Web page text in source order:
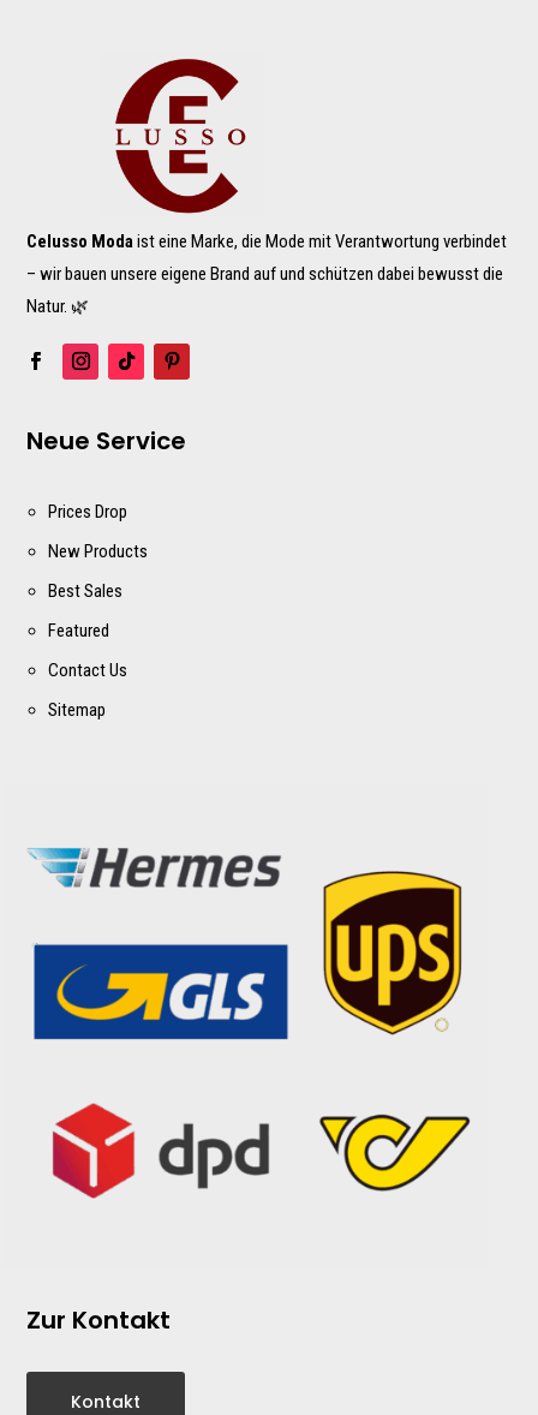
Celusso Modaist eine Marke, die Mode mit Verantwortung verbindet
– wir bauen unsere eigene Brand auf und schützen dabei bewusst die
Natur. 🌿
Neue Service
Prices Drop
New Products
Best Sales
Featured
Contact Us
Sitemap
Zur Kontakt
Kontakt